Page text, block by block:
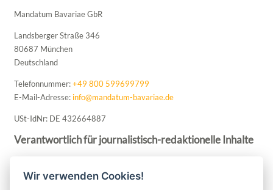
Mandatum Bavariae GbR
Landsberger Straße 346
80687 München
Deutschland
Telefonnummer:+49 800 599699799
E-Mail-Adresse: info@mandatum-bavariae.de
USt-IdNr: DE 432664887
Verantwortlich für journalistisch-redaktionelle Inhalte
Landsberger Straße 346
Wir verwenden Cookies!